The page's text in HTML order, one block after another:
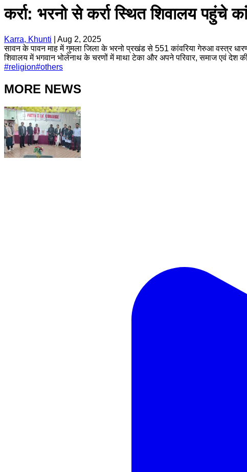
कर्रा: भरनो से कर्रा स्थित शिवालय पहुंचे
Karra, Khunti
Aug 2, 2025
सावन के पावन माह में गुमला जिला के भरनो प्रखंड से 551 कांवरिया गेरुआ वस्त्र
शिवालय में भगवान भोलेनाथ के चरणों में माथा टेका और अपने परिवार, समाज एवं देश की
#religion#others
MORE NEWS